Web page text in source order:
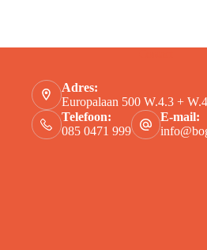
Adres:
Europalaan 500 W.4.3 +
Telefoon:
085 0471 999
E-mail: